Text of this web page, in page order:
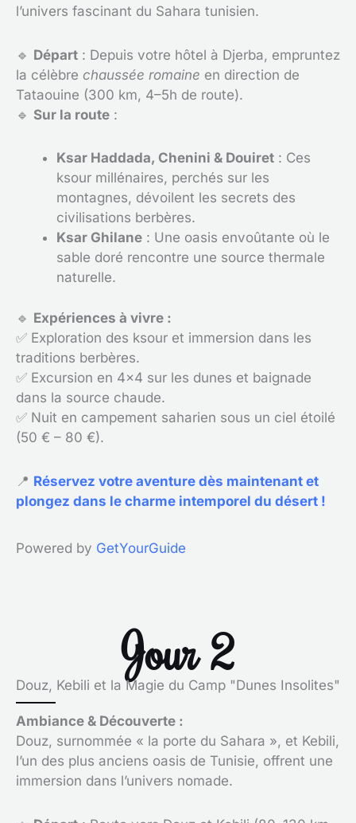
l’univers fascinant du Sahara tunisien.
🔹 Départ : Depuis votre hôtel à Djerba, empruntez
la célèbre chaussée romaine en direction de
Tataouine (300 km, 4–5h de route).
🔹 Sur la route :
Ksar Haddada, Chenini & Douiret : Ces
ksour millénaires, perchés sur les
montagnes, dévoilent les secrets des
civilisations berbères.
Ksar Ghilane : Une oasis envoûtante où le
sable doré rencontre une source thermale
naturelle.
🔹 Expériences à vivre :
✅ Exploration des ksour et immersion dans les
traditions berbères.
✅ Excursion en 4×4 sur les dunes et baignade
dans la source chaude.
✅ Nuit en campement saharien sous un ciel étoilé
(50 € – 80 €).
📍 Réservez votre aventure dès maintenant et
plongez dans le charme intemporel du désert !
Powered by GetYourGuide
Jour 2
Douz, Kebili et la Magie du Camp "Dunes Insolites"
Ambiance & Découverte :
Douz, surnommée « la porte du Sahara », et Kebili,
l’un des plus anciens oasis de Tunisie, offrent une
immersion dans l’univers nomade.